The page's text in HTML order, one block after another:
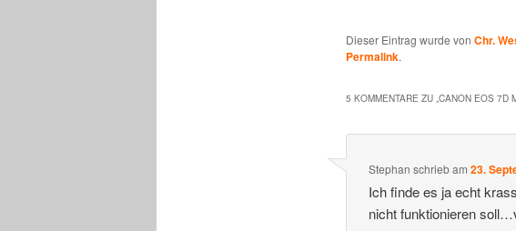
Dieser Eintrag wurde von Chr.
Permalink.
5 KOMMENTARE ZU „CANON EOS 7D
Stephan schriebam23.
Ich finde es ja echt
nicht funktionieren